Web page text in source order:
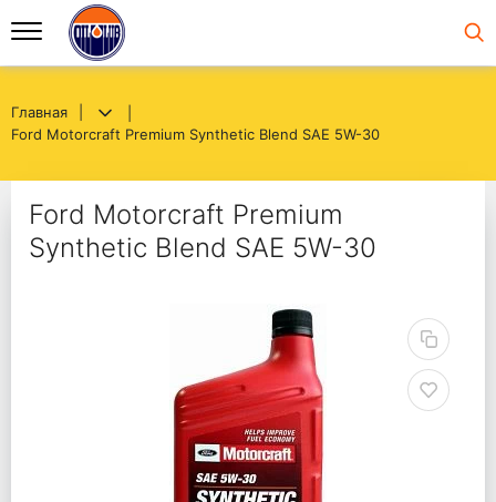
Главная
Ford Motorcraft Premium Synthetic Blend SAE 5W-30
Ford Motorcraft Premium
Synthetic Blend SAE 5W-30